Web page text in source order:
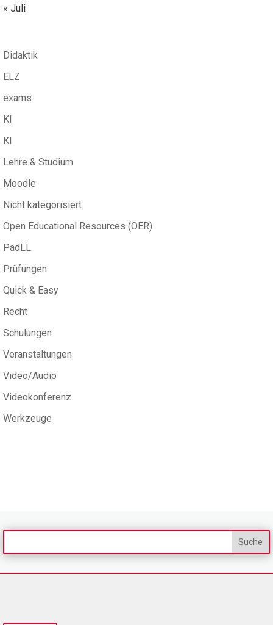
« Juli
Didaktik
ELZ
exams
KI
KI
Lehre & Studium
Moodle
Nicht kategorisiert
Open Educational Resources (OER)
PadLL
Prüfungen
Quick & Easy
Recht
Schulungen
Veranstaltungen
Video/Audio
Videokonferenz
Werkzeuge